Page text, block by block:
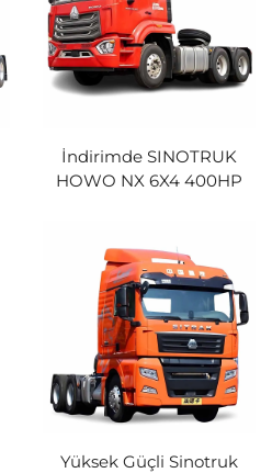
İndirimde SINOTRUK
HOWO NX 6X4 400HP
Asiltirpan Traktör
Kamyonu
Yüksek Güçli Sinotruk